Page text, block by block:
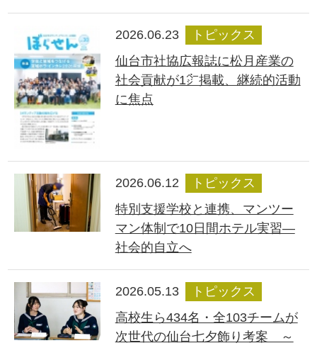
2026.06.23
トピックス
仙台市社協広報誌に松月産業の
社会貢献が1㌻掲載、継続的活動
に焦点
2026.06.12
トピックス
特別支援学校と連携、マンツー
マン体制で10日間ホテル実習―
社会的自立へ
2026.05.13
トピックス
高校生ら434名・全103チームが
次世代の仙台七夕飾り考案 ～